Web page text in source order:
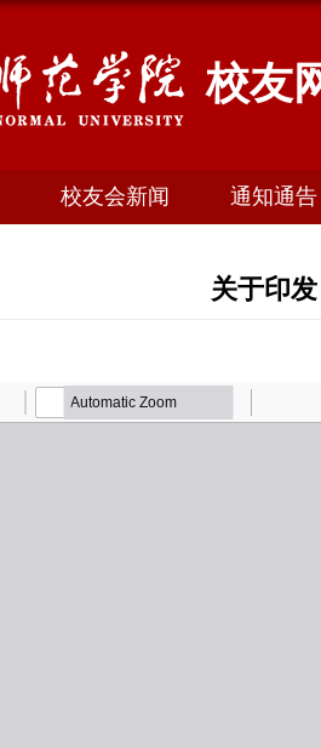
校友
校友会新闻 通知通告
关于印